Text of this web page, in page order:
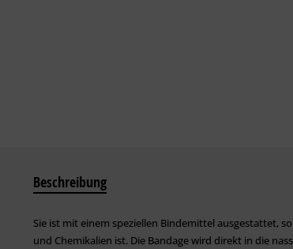
Beschreibung
Sie ist mit einem speziellen Bindemittel ausgestattet,
und Chemikalien ist. Die Bandage wird direkt in die